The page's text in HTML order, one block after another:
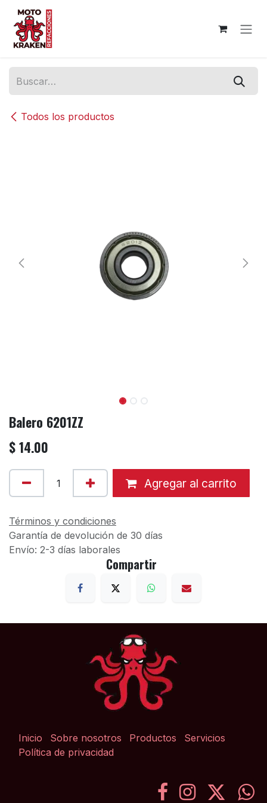
Ir al contenido
Todos los productos
Balero 6201ZZ
$14.00
Agregar al carrito
Términos y condiciones
Garantía de devolución de 30 días
Envío: 2-3 días laborales
Compartir
Inicio Sobre nosotros Productos
Servicios
Política de privacidad